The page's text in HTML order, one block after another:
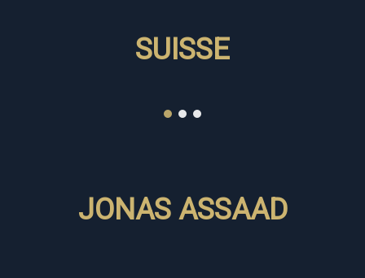
SUISSE
JONAS ASSAAD